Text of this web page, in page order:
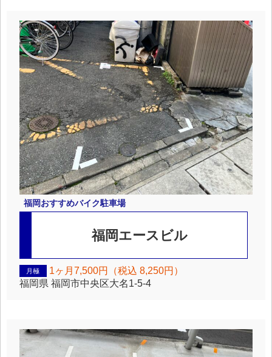
福岡おすすめバイク駐車場
福岡エースビル
月極
1ヶ月7,500円（税込 8,250円）
福岡県 福岡市中央区大名1-5-4